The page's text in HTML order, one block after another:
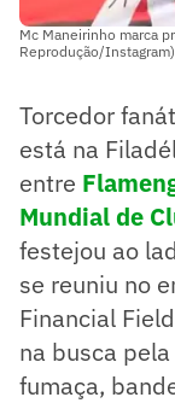
Mc Maneirinho marca
Reprodução/Instagram)
Torcedor
está na
entre
Mundial de
festejou ao
se reuniu no
Financial
na busca
fumaça,